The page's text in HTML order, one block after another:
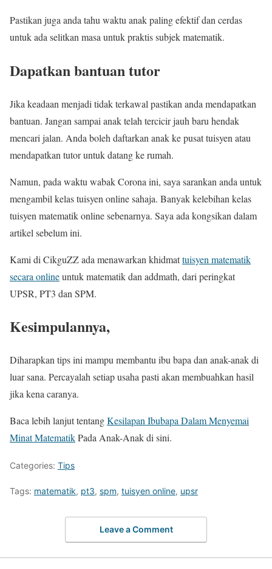
Pastikan juga anda tahu waktu anak paling efektif dan cerdas
untuk ada selitkan masa untuk praktis subjek matematik.
Dapatkan bantuan tutor
Jika keadaan menjadi tidak terkawal pastikan anda mendapatkan
bantuan. Jangan sampai anak telah tercicir jauh baru hendak
mencari jalan. Anda boleh daftarkan anak ke pusat tuisyen atau
mendapatkan tutor untuk datang ke rumah.
Namun, pada waktu wabak Corona ini, saya sarankan anda untuk
mengambil kelas tuisyen online sahaja. Banyak kelebihan kelas
tuisyen matematik online sebenarnya. Saya ada kongsikan dalam
artikel sebelum ini.
Kami di CikguZZ ada menawarkan khidmattuisyen matematik
secara onlineuntuk matematik dan addmath, dari peringkat
UPSR, PT3 dan SPM.
Kesimpulannya,
Diharapkan tips ini mampu membantu ibu bapa dan anak-anak di
luar sana. Percayalah setiap usaha pasti akan membuahkan hasil
jika kena caranya.
Baca lebih lanjut tentangKesilapan Ibubapa Dalam Menyemai
Minat MatematikPada Anak-Anak di sini.
Categories: Tips
Tags: matematik, pt3, spm, tuisyen online, upsr
Leave a Comment